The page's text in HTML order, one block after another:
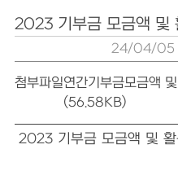
2023 기부금 모금액 및
24/04/05
첨부파일연간기부금모금액
(56.58KB)
2023 기부금 모금액 및 활